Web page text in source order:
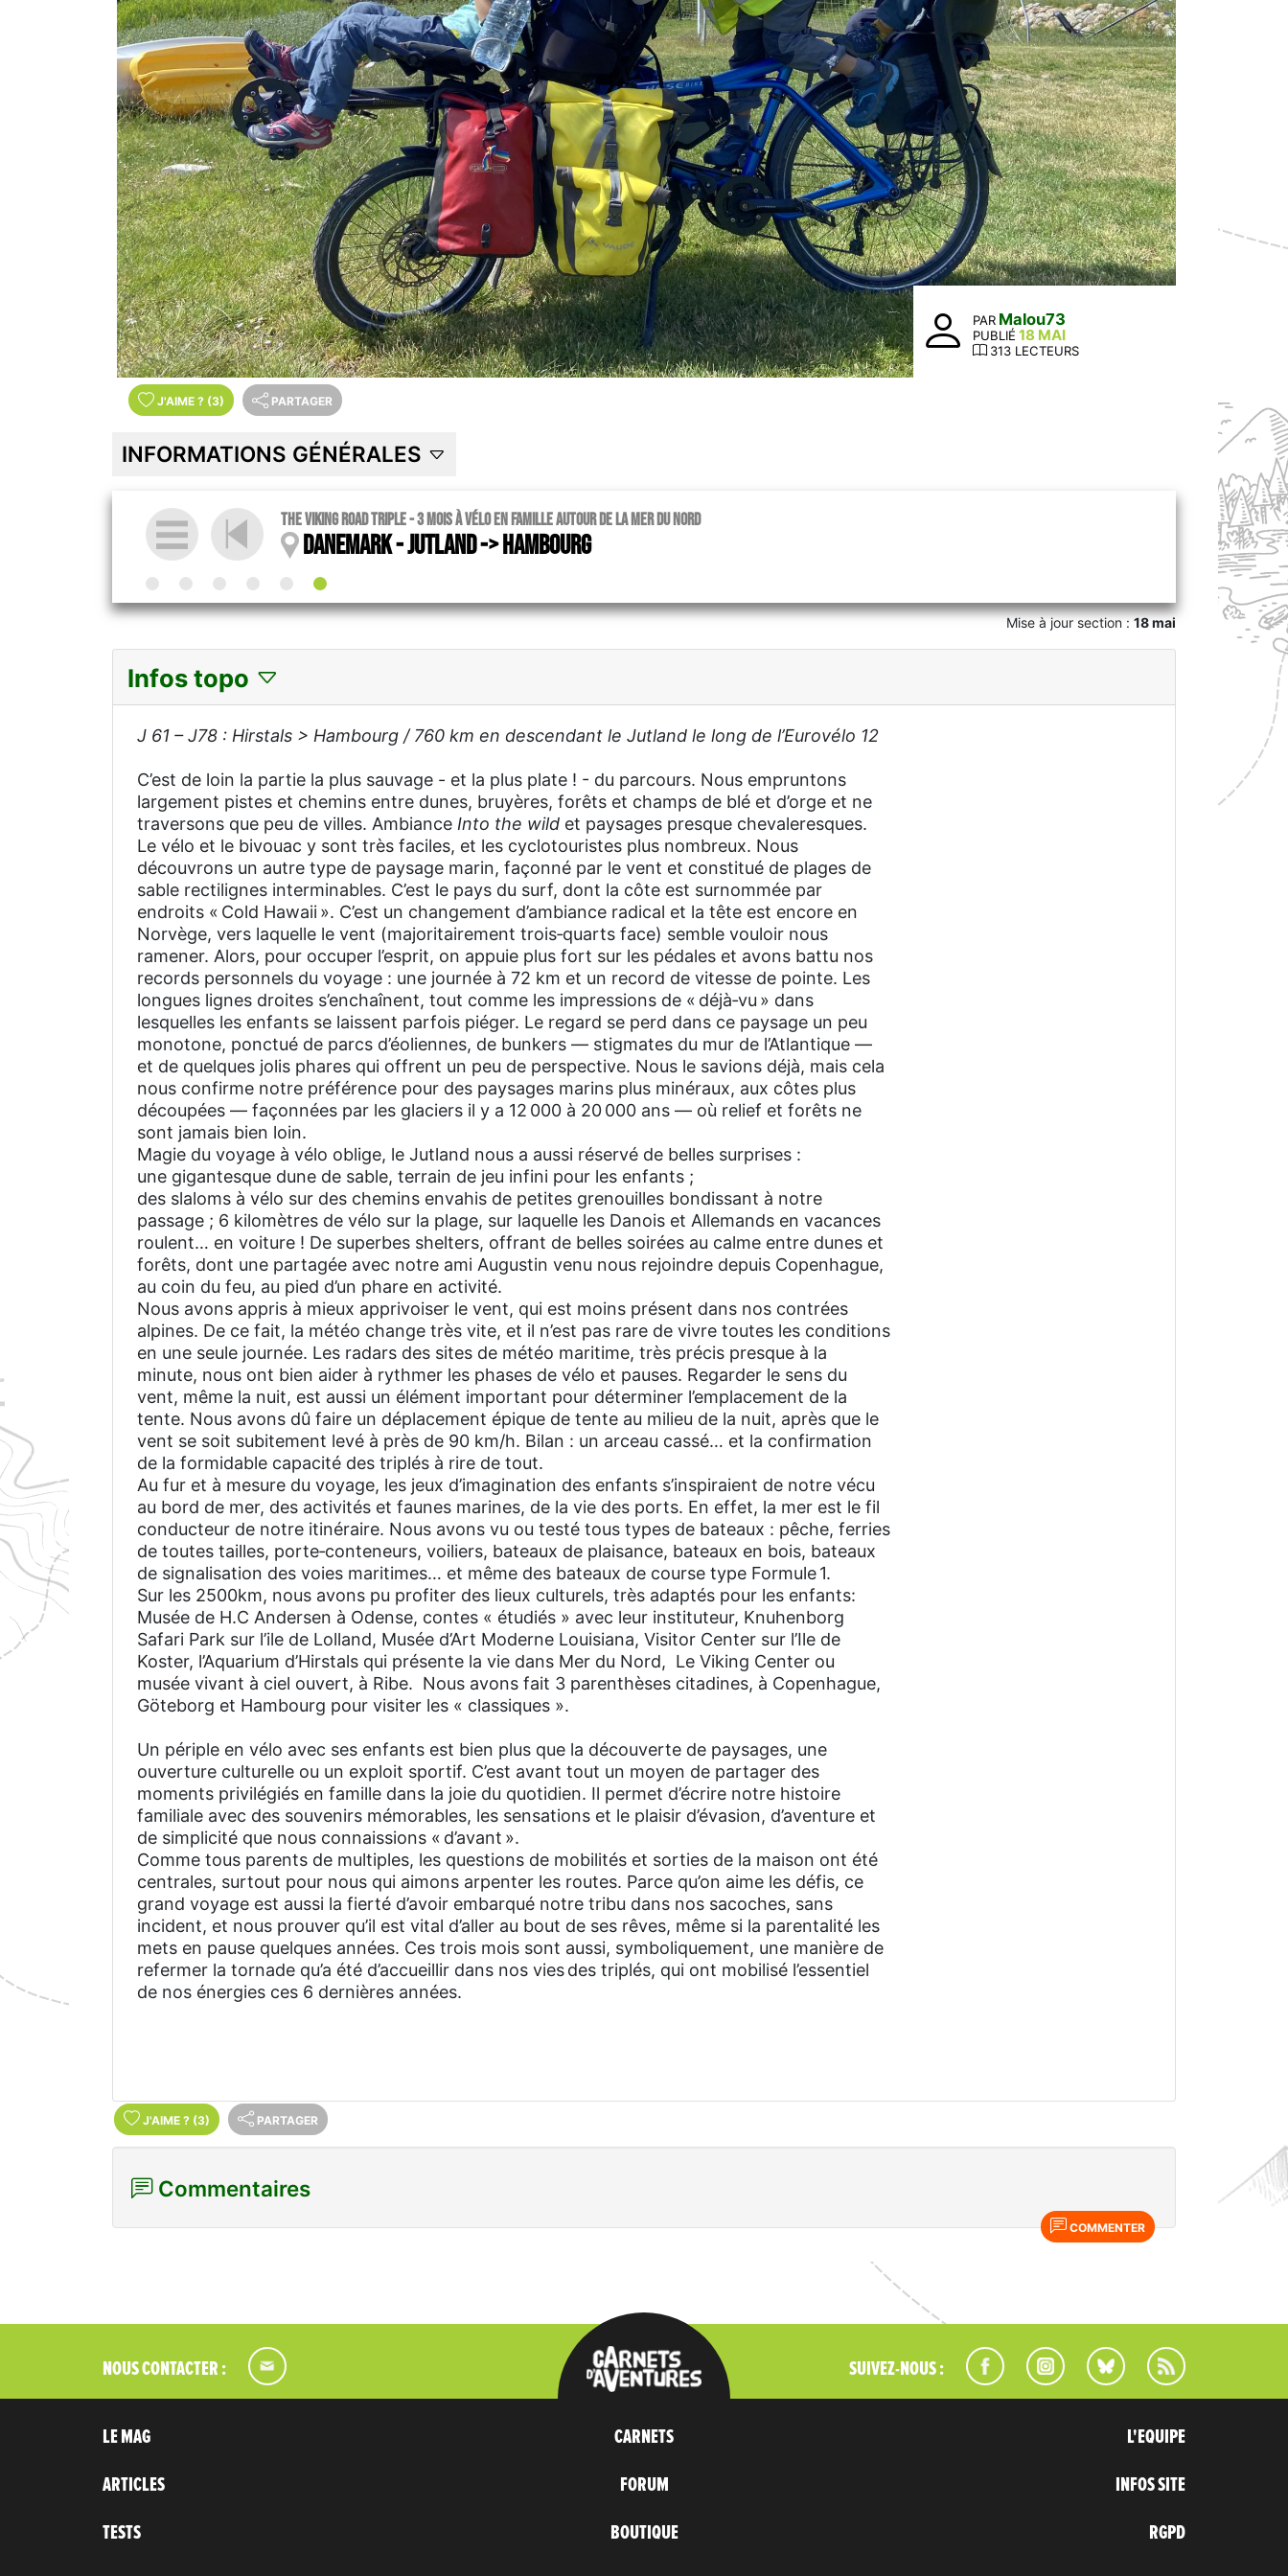
PAR Malou73
PUBLIÉ 18 MAI
313 LECTEURS
J'AIME ? (3) PARTAGER
INFORMATIONS GÉNÉRALES
The Viking Road Triple - 3 mois à vélo en famille autour de la mer du Nord
Danemark - Jutland -> Hambourg
Mise à jour section :18 mai
Infos topo
J 61 – J78 : Hirstals > Hambourg / 760 km en descendant le Jutland le long de l’Eurovélo 12
C’est de loin la partie la plus sauvage - et la plus plate ! - du parcours. Nous empruntons
largement pistes et chemins entre dunes, bruyères, forêts et champs de blé et d’orge et ne
traversons que peu de villes. Ambiance Into the wild et paysages presque chevaleresques.
Le vélo et le bivouac y sont très faciles, et les cyclotouristes plus nombreux. Nous
découvrons un autre type de paysage marin, façonné par le vent et constitué de plages de
sable rectilignes interminables. C’est le pays du surf, dont la côte est surnommée par
endroits « Cold Hawaii ». C’est un changement d’ambiance radical et la tête est encore en
Norvège, vers laquelle le vent (majoritairement trois‑quarts face) semble vouloir nous
ramener. Alors, pour occuper l’esprit, on appuie plus fort sur les pédales et avons battu nos
records personnels du voyage : une journée à 72 km et un record de vitesse de pointe. Les
longues lignes droites s’enchaînent, tout comme les impressions de « déjà‑vu » dans
lesquelles les enfants se laissent parfois piéger. Le regard se perd dans ce paysage un peu
monotone, ponctué de parcs d’éoliennes, de bunkers — stigmates du mur de l’Atlantique —
et de quelques jolis phares qui offrent un peu de perspective. Nous le savions déjà, mais cela
nous confirme notre préférence pour des paysages marins plus minéraux, aux côtes plus
découpées — façonnées par les glaciers il y a 12 000 à 20 000 ans — où relief et forêts ne
sont jamais bien loin.
Magie du voyage à vélo oblige, le Jutland nous a aussi réservé de belles surprises :
une gigantesque dune de sable, terrain de jeu infini pour les enfants ;
des slaloms à vélo sur des chemins envahis de petites grenouilles bondissant à notre
passage ; 6 kilomètres de vélo sur la plage, sur laquelle les Danois et Allemands en vacances
roulent… en voiture ! De superbes shelters, offrant de belles soirées au calme entre dunes et
forêts, dont une partagée avec notre ami Augustin venu nous rejoindre depuis Copenhague,
au coin du feu, au pied d’un phare en activité.
Nous avons appris à mieux apprivoiser le vent, qui est moins présent dans nos contrées
alpines. De ce fait, la météo change très vite, et il n’est pas rare de vivre toutes les conditions
en une seule journée. Les radars des sites de météo maritime, très précis presque à la
minute, nous ont bien aider à rythmer les phases de vélo et pauses. Regarder le sens du
vent, même la nuit, est aussi un élément important pour déterminer l’emplacement de la
tente. Nous avons dû faire un déplacement épique de tente au milieu de la nuit, après que le
vent se soit subitement levé à près de 90 km/h. Bilan : un arceau cassé… et la confirmation
de la formidable capacité des triplés à rire de tout.
Au fur et à mesure du voyage, les jeux d’imagination des enfants s’inspiraient de notre vécu
au bord de mer, des activités et faunes marines, de la vie des ports. En effet, la mer est le fil
conducteur de notre itinéraire. Nous avons vu ou testé tous types de bateaux : pêche, ferries
de toutes tailles, porte‑conteneurs, voiliers, bateaux de plaisance, bateaux en bois, bateaux
de signalisation des voies maritimes… et même des bateaux de course type Formule 1.
Sur les 2500km, nous avons pu profiter des lieux culturels, très adaptés pour les enfants:
Musée de H.C Andersen à Odense, contes « étudiés » avec leur instituteur, Knuhenborg
Safari Park sur l’ile de Lolland, Musée d’Art Moderne Louisiana, Visitor Center sur l’Ile de
Koster, l’Aquarium d’Hirstals qui présente la vie dans Mer du Nord, Le Viking Center ou
musée vivant à ciel ouvert, à Ribe. Nous avons fait 3 parenthèses citadines, à Copenhague,
Göteborg et Hambourg pour visiter les « classiques ».
Un périple en vélo avec ses enfants est bien plus que la découverte de paysages, une
ouverture culturelle ou un exploit sportif. C’est avant tout un moyen de partager des
moments privilégiés en famille dans la joie du quotidien. Il permet d’écrire notre histoire
familiale avec des souvenirs mémorables, les sensations et le plaisir d’évasion, d’aventure et
de simplicité que nous connaissions « d’avant ».
Comme tous parents de multiples, les questions de mobilités et sorties de la maison ont été
centrales, surtout pour nous qui aimons arpenter les routes. Parce qu’on aime les défis, ce
grand voyage est aussi la fierté d’avoir embarqué notre tribu dans nos sacoches, sans
incident, et nous prouver qu’il est vital d’aller au bout de ses rêves, même si la parentalité les
mets en pause quelques années. Ces trois mois sont aussi, symboliquement, une manière de
refermer la tornade qu’a été d’accueillir dans nos vies des triplés, qui ont mobilisé l’essentiel
de nos énergies ces 6 dernières années.
J'AIME ? (3) PARTAGER
Commentaires
COMMENTER
NOUS CONTACTER : SUIVEZ-NOUS :
LE MAG
ARTICLES
TESTS
CARNETS
FORUM
BOUTIQUE
L'EQUIPE
INFOS SITE
RGPD